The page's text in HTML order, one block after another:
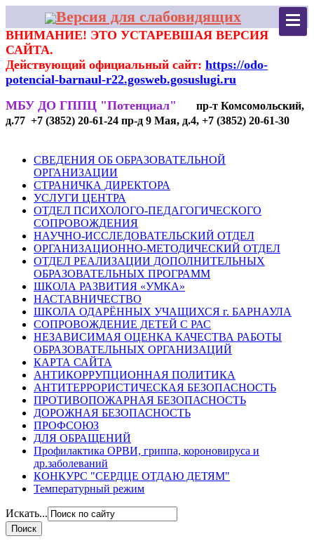
Версия для слабовидящих
ВНИМАНИЕ! ЭТО УСТАРЕВШАЯ ВЕРСИЯ
САЙТА.
Действующий официальный сайт: https://odo-
potencial-barnaul-r22.gosweb.gosuslugi.ru
МБУ ДО ГППЦ "Потенциал"
пр-т Комсомольский,
д.77 +7 (3852) 20-61-24 пр-д 9 Мая, д.4, +7 (3852) 20-61-30
СВЕДЕНИЯ ОБ ОБРАЗОВАТЕЛЬНОЙ
ОРГАНИЗАЦИИ
СТРАНИЧКА ДИРЕКТОРА
УСЛУГИ ЦЕНТРА
ОТДЕЛ ПСИХОЛОГО-ПЕДАГОГИЧЕСКОГО
СОПРОВОЖДЕНИЯ
НАУЧНО-ИССЛЕДОВАТЕЛЬСКИЙ ОТДЕЛ
ОРГАНИЗАЦИОННО-МЕТОДИЧЕСКИЙ ОТДЕЛ
ОТДЕЛ РЕАЛИЗАЦИИ ДОПОЛНИТЕЛЬНЫХ
ОБРАЗОВАТЕЛЬНЫХ ПРОГРАММ
ШКОЛА РАЗВИТИЯ «УМКА»
НАСТАВНИЧЕСТВО
ШКОЛА ОДАРЁННЫХ УЧАЩИХСЯ г. БАРНАУЛА
СОПРОВОЖДЕНИЕ ДЕТЕЙ С РАС
НЕЗАВИСИМАЯ ОЦЕНКА КАЧЕСТВА РАБОТЫ
ОБРАЗОВАТЕЛЬНЫХ ОРГАНИЗАЦИЙ
КАРТА САЙТА
АНТИКОРРУПЦИОННАЯ ПОЛИТИКА
АНТИТЕРРОРИСТИЧЕСКАЯ БЕЗОПАСНОСТЬ
ПРОТИВОПОЖАРНАЯ БЕЗОПАСНОСТЬ
ДОРОЖНАЯ БЕЗОПАСНОСТЬ
ПРОФСОЮЗ
ДЛЯ ОБРАЩЕНИЙ
Профилактика ОРВИ, гриппа, короновируса и
др.заболеваний
КОНКУРС "СЕРДЦЕ ОТДАЮ ДЕТЯМ"
Температурный режим
Искать...